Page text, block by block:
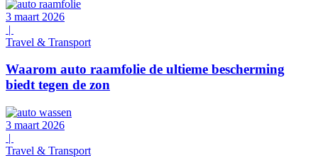
3 maart 2026
|
Travel & Transport
Waarom auto raamfolie de ultieme bescherming
biedt tegen de zon
3 maart 2026
|
Travel & Transport